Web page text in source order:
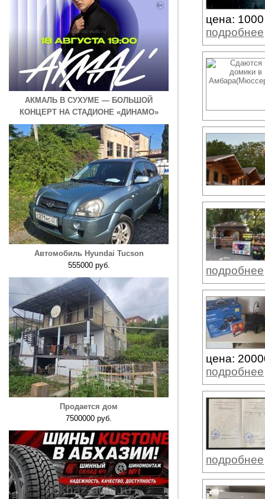
АКМАЛЬ В СУХУМЕ — БОЛЬШОЙ
КОНЦЕРТ НА СТАДИОНЕ «ДИНАМО»
Автомобиль Hyundai Tucson
555000 руб.
Продается дом
7500000 руб.
цена:
подробнее
подробнее
цена:
подробнее
подробнее